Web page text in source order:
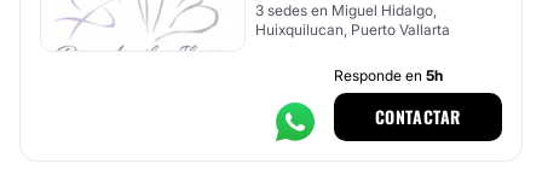
3 sedes en Miguel Hidalgo,
Huixquilucan, Puerto Vallarta
Responde en 5h
CONTACTAR